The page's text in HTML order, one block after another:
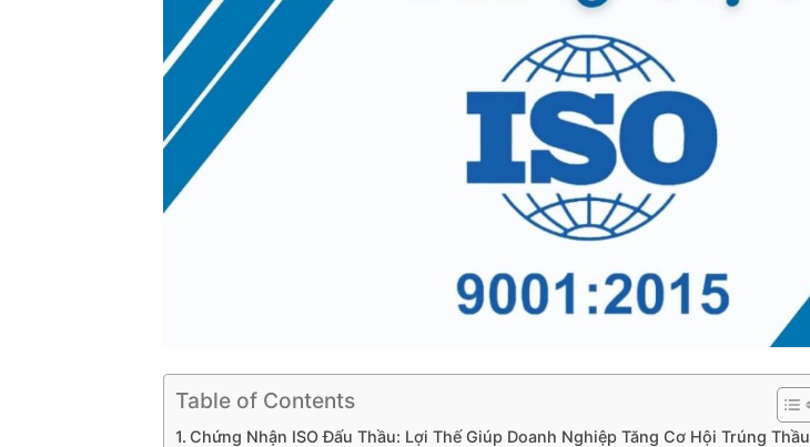
Table of Contents
Chứng Nhận ISO Đấu Thầu: Lợi Thế Giúp Doanh Nghiệp Tăng Cơ Hội Trúng Thầu